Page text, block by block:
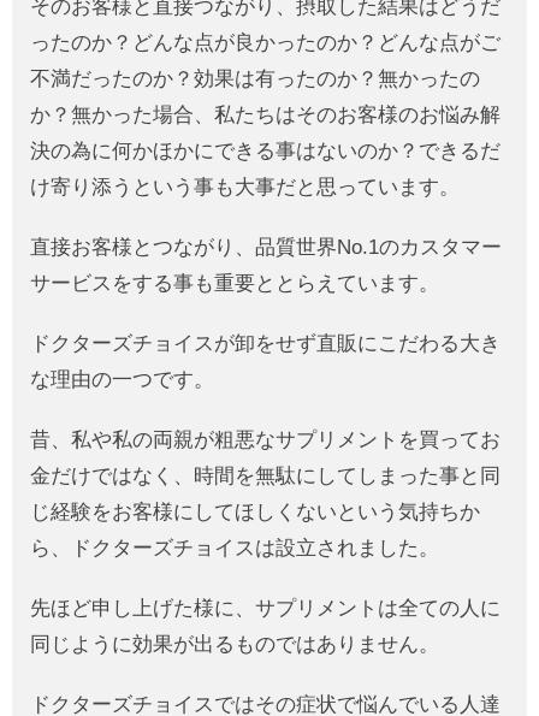
そのお客様と直接つながり、摂取した結果はどうだ
ったのか？どんな点が良かったのか？どんな点がご
不満だったのか？効果は有ったのか？無かったの
か？無かった場合、私たちはそのお客様のお悩み解
決の為に何かほかにできる事はないのか？できるだ
け寄り添うという事も大事だと思っています。
直接お客様とつながり、品質世界No.1のカスタマー
サービスをする事も重要ととらえています。
ドクターズチョイスが卸をせず直販にこだわる大き
な理由の一つです。
昔、私や私の両親が粗悪なサプリメントを買ってお
金だけではなく、時間を無駄にしてしまった事と同
じ経験をお客様にしてほしくないという気持ちか
ら、ドクターズチョイスは設立されました。
先ほど申し上げた様に、サプリメントは全ての人に
同じように効果が出るものではありません。
ドクターズチョイスではその症状で悩んでいる人達